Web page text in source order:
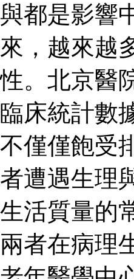
與都是影響
來，越來越
性。北京醫
臨床統計數
不僅僅飽受
者遭遇生理
生活質量的
兩者在病理